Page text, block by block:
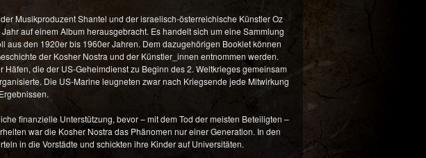
Musikproduzent Shantel und der israelisch-österreichische Künstler Oz
auf einem Album herausgebracht. Es handelt sich um eine Sammlung
aus den 1920er bis 1960er Jahren. Dem dazugehörigen Booklet können
der Kosher Nostra und der Künstler_innen entnommen werden.
Häfen, die der US-Geheimdienst zu Beginn des 2. Weltkrieges gemeinsam
Die US-Marine leugneten zwar nach Kriegsende jede Mitwirkung
finanzielle Unterstützung, bevor – mit dem Tod der meisten Beteiligten –
war die Kosher Nostra das Phänomen nur einer Generation. In den
in die Vorstädte und schickten ihre Kinder auf Universitäten.